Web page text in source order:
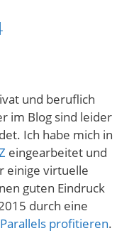
und beruflich
im Blog sind leider
Ich habe mich in
eingearbeitet und
einige virtuelle
guten Eindruck
durch eine
profitieren.